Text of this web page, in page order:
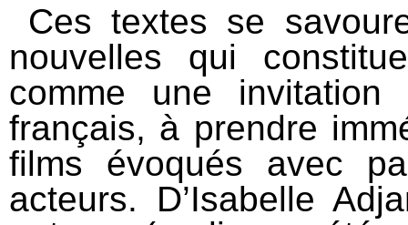
Ces textes se
nouvelles qui
comme une
français, à prendre
films évoqués avec
acteurs. D’Isabelle